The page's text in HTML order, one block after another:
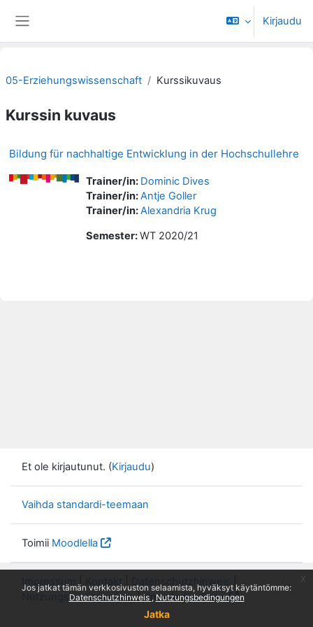
Jos jatkat tämän verkkosivuston selaamista, hyväksyt käytäntömme:
Datenschutzhinweis
Nutzungsbedingungen
Jatka
Kirjaudu
05-Erziehungswissenschaft Kurssikuvaus
Kurssin kuvaus
Bildung für nachhaltige Entwicklung in der Hochschullehre
Trainer/in: Dominic Dives
Trainer/in:Antje Goller
Trainer/in:Alexandria Krug
Semester:WT 2020/21
Et ole kirjautunut. (Kirjaudu)
Vaihda standardi-teemaan
Toimii Moodlella
Impressum | Kontakt Datenschutzhinweis
|
Nutzungsbedingungen|Knowledge Base